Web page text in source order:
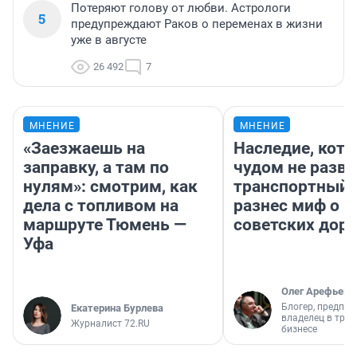
5
Потеряют голову от любви. Астрологи
предупреждают Раков о переменах в жизни
уже в августе
26 492 7
МНЕНИЕ
«Заезжаешь на
заправку, а там по
нулям»: смотрим, как
дела с топливом на
маршруте Тюмень —
Уфа
Екатерина Бурлева
Журналист 72.RU
МНЕНИЕ
Наследие,
чудом не
транспортный
разнес миф о
советских
Олег Арефьев
Блогер,
владелец в
бизнесе